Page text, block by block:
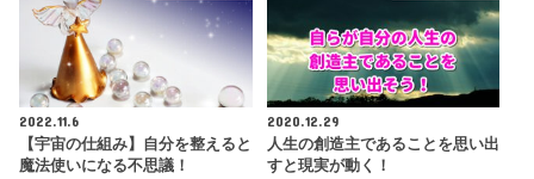
2022.11.6
【宇宙の仕組み】自分を整えると
魔法使いになる不思議！
2020.12.29
人生の創造主であることを思い出
すと現実が動く！